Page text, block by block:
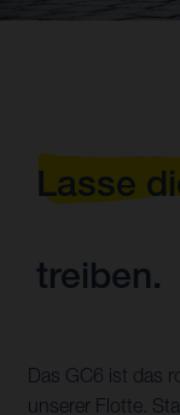
Lasse
treiben.
Das GC6 ist das
unserer Flotte.